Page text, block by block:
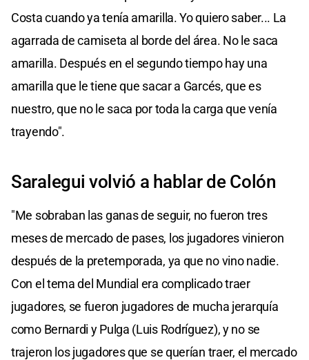
Costa cuando ya tenía amarilla. Yo quiero saber... La
agarrada de camiseta al borde del área. No le saca
amarilla. Después en el segundo tiempo hay una
amarilla que le tiene que sacar a Garcés, que es
nuestro, que no le saca por toda la carga que venía
trayendo".
Saralegui volvió a hablar de Colón
"Me sobraban las ganas de seguir, no fueron tres
meses de mercado de pases, los jugadores vinieron
después de la pretemporada, ya que no vino nadie.
Con el tema del Mundial era complicado traer
jugadores, se fueron jugadores de mucha jerarquía
como Bernardi y Pulga (Luis Rodríguez), y no se
trajeron los jugadores que se querían traer, el mercado